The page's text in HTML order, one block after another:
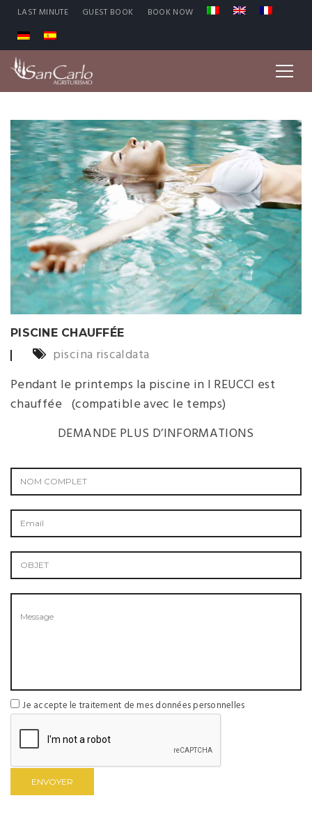
LAST MINUTE GUEST BOOK BOOK NOW
PISCINE CHAUFFÉE
piscina riscaldata
Pendant le printemps la piscine in I REUCCI est
chauffée (compatible avec le temps)
DEMANDE PLUS D’INFORMATIONS
Je accepte le traitement de mes données personnelles